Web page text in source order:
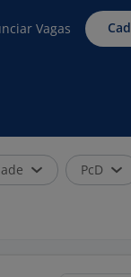
Vagas
PcD